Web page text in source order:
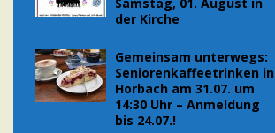
der Kirche
Gemeinsam unterwegs:
Seniorenkaffeetrinken in
Horbach am 31.07. um
14:30 Uhr – Anmeldung
bis 24.07.!